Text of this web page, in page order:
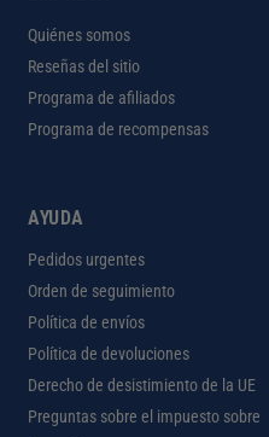
Quiénes somos
Reseñas del sitio
Programa de afiliados
Programa de recompensas
AYUDA
Pedidos urgentes
Orden de seguimiento
Política de envíos
Política de devoluciones
Derecho de desistimiento de la UE
Preguntas sobre el impuesto sobre